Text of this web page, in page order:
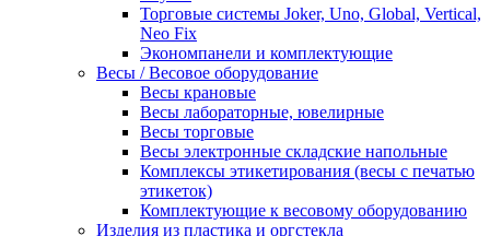
Торговые системы Joker, Uno, Global, Vertical,
Neo Fix
Экономпанели и комплектующие
Весы / Весовое оборудование
Весы крановые
Весы лабораторные, ювелирные
Весы торговые
Весы электронные складские напольные
Комплексы этикетирования (весы с печатью
этикеток)
Комплектующие к весовому оборудованию
Изделия из пластика и оргстекла